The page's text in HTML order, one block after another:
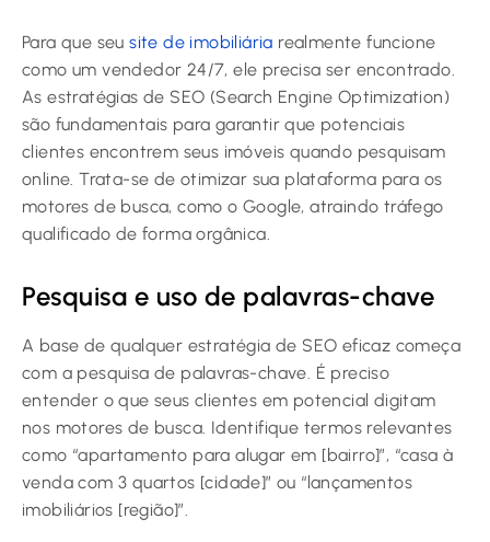
Para que seusite de imobiliária realmente funcione
como um vendedor 24/7, ele precisa ser encontrado.
As estratégias de SEO (Search Engine Optimization)
são fundamentais para garantir que potenciais
clientes encontrem seus imóveis quando pesquisam
online. Trata-se de otimizar sua plataforma para os
motores de busca, como o Google, atraindo tráfego
qualificado de forma orgânica.
Pesquisa e uso de palavras-chave
A base de qualquer estratégia de SEO eficaz começa
com a pesquisa de palavras-chave. É preciso
entender o que seus clientes em potencial digitam
nos motores de busca. Identifique termos relevantes
como “apartamento para alugar em [bairro]”, “casa à
venda com 3 quartos [cidade]” ou “lançamentos
imobiliários [região]”.